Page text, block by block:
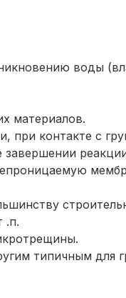
воды
материалов.
при контакте с
завершении
.п.
типичным для